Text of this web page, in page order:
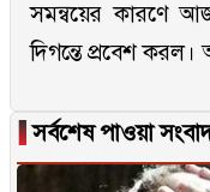
সমন্বয়ের কারণে
দিগন্তে প্রবেশ
▐সর্বশেষ পাওয়া